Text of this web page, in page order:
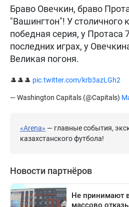
Браво Овечкин, браво
"Вашингтон"! У столичного
победная серия, у Протаса
последних играх, у
Великая погоня.
🎩🎩🎩 pic.twitter.com/krb3azLGh2
— Washington Capitals (@Capitals)
«Arena» — главные события,
казахстанского футбола!